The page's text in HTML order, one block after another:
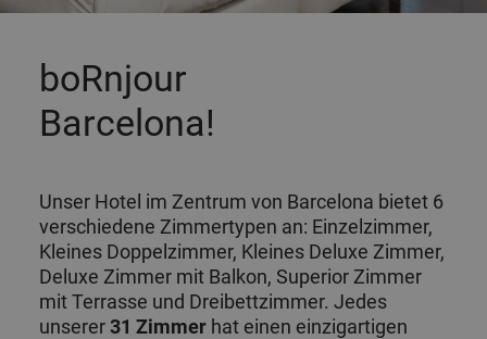
boRnjour
Barcelona!
Unser Hotel im Zentrum von Barcelona bietet 6
verschiedene Zimmertypen an: Einzelzimmer,
Kleines Doppelzimmer, Kleines Deluxe Zimmer,
Deluxe Zimmer mit Balkon, Superior Zimmer
mit Terrasse und Dreibettzimmer. Jedes
unserer31 Zimmer hat einen einzigartigen